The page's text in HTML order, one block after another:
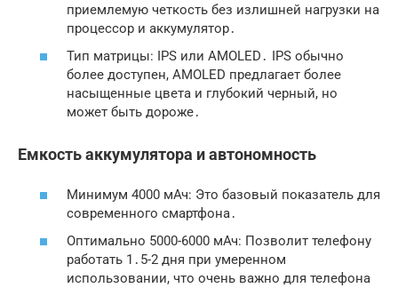
приемлемую четкость без излишней нагрузки на
процессор и аккумулятор․
Тип матрицы: IPS или AMOLED․ IPS обычно
более доступен, AMOLED предлагает более
насыщенные цвета и глубокий черный, но
может быть дороже․
Емкость аккумулятора и автономность
Минимум 4000 мАч: Это базовый показатель для
современного смартфона․
Оптимально 5000-6000 мАч: Позволит телефону
работать 1․5-2 дня при умеренном
использовании, что очень важно для телефона